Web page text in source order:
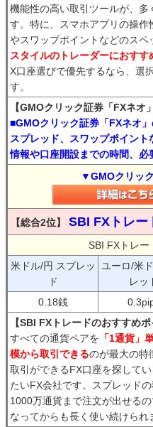
機能性の高い取引ツールが、多
す。特に、スマホアプリの操
やスワップポイントなどのスペ
スタイルのトレーダーにおすす
X口座選びで優先するなら、選
す。
【GMOクリック証券「FXネオ
■GMOクリック証券「FXネオ
スプレッド、スワップポイン
情報や口座開設までの時間、必
▼GMOクリッ
【総合2位】 SBI FXトレー
SBI FXトレー
米ドル/円 スプレッ
ド
ユーロ/米
レッ
0.18銭
【SBI FXトレードのおすすめポ
すべての通貨ペアを 「1通貨」
模から取引できるのが最大の特
取引ができるFX口座を探して
たいFX会社です。スプレッド
1000万通貨まで注文が出せる
なってからも長く使い続けられ